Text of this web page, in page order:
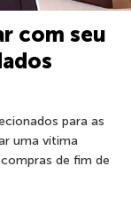
com seu
para as
uma vítima
de fim de